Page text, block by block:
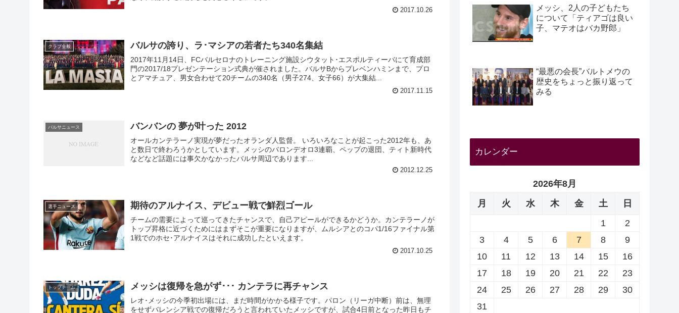
2017.10.26
クラブ全般 バルサの誇り、ラ･マシアの若者たち340名集結
2017年11月14日、FCバルセロナのトレーニング施設シウタット･エスポルティーバにて育成部
門の2017/18プレゼンテーション式典が催されました。バルサBからプレベンハミンまで、プロ
とアマチュア、男女合わせて20チームの340名（男子274、女子66）が大集結...
2017.11.15
バルサニュース バンバンの 夢が叶った 2012
オールカンテラーノ実現が夢だったオランダ人監督。 いろいろなことが起こった2012年も、あ
と数日で終わろうかとしています。メッシのバロンデオロ3連覇、ペップの退団、ティト新時代
などなど話題には事欠かなかったバルサ周辺であります...
2012.12.25
選手ニュース 期待のアルナイス、デビュー戦で鮮烈ゴール
チームの需要によって巡ってきたチャンスで、自己アピールができるかどうか。カンテラーノが
トップ昇格に近づくためにはまずそこが重要になりますが、ムルシアとのコパ1/16ファイナル第
1戦でのホセ･アルナイスはそれに成功したといえます。
2017.10.25
トップチーム メッシは復帰を急がず･･･ カンテラに再チャンス
レオ･メッシの今季初出場には、まだ時間がかかる様子です。パロン（リーガ中断）前は、無理
をせずバレンシア戦での復帰だろうと言われていたメッシですが、試合4日前となった昨日もチ
メッシ、2人の子どもたち
について「ティアゴは良い
子、マテオはバカ野郎」
“最悪の会長”バルトメウの
歴史をちょっと振り返って
みる
カレンダー
2026年8月
月
火 水 木 金 土
日
1
2
3
4 5 6 7 8
9
10
11 12 13 14 15
16
17
18 19 20 21 22
23
24
25 26 27 28 29
30
31